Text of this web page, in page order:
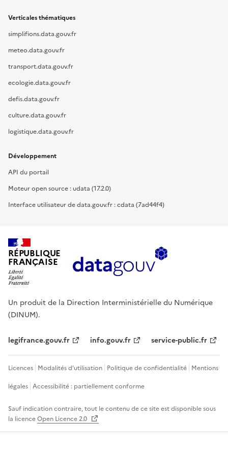
Verticales thématiques
simplifions.data.gouv.fr
meteo.data.gouv.fr
transport.data.gouv.fr
ecologie.data.gouv.fr
defis.data.gouv.fr
culture.data.gouv.fr
logistique.data.gouv.fr
Développement
API du portail
Moteur open source : udata (17.2.0)
Interface utilisateur de data.gouv.fr : cdata (7ad44f4)
RÉPUBLIQUE
FRANÇAISE
Un produit de la Direction Interministérielle du Numérique
(DINUM).
legifrance.gouv.fr info.gouv.fr service-public.fr
Licences Modalités d'utilisation Politique de confidentialité Mentions
légales Accessibilité : partiellement conforme
Sauf indication contraire, tout le contenu de ce site est disponible sous
la licenceOpen Licence 2.0